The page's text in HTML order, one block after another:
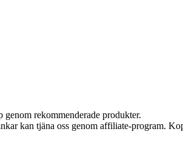
rekommenderade produkter.
kan tjäna oss genom affiliate-program.